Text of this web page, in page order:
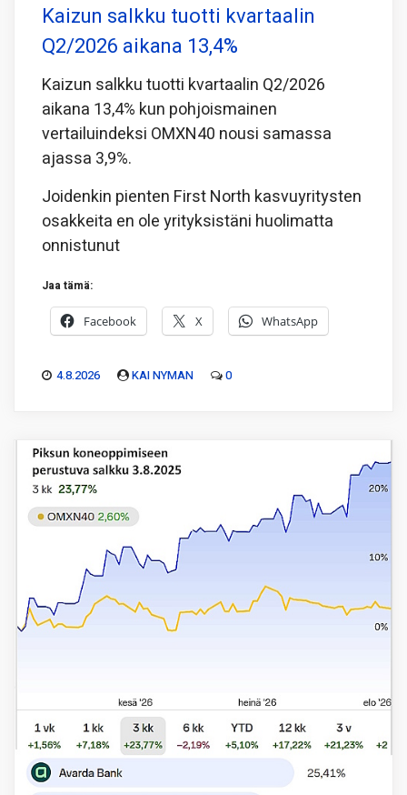
Kaizun salkku tuotti kvartaalin
Q2/2026 aikana 13,4%
Kaizun salkku tuotti kvartaalin Q2/2026
aikana 13,4% kun pohjoismainen
vertailuindeksi OMXN40 nousi samassa
ajassa 3,9%.
Joidenkin pienten First North kasvuyritysten
osakkeita en ole yrityksistäni huolimatta
onnistunut
Jaa tämä:
Facebook X WhatsApp
4.8.2026 KAI NYMAN 0